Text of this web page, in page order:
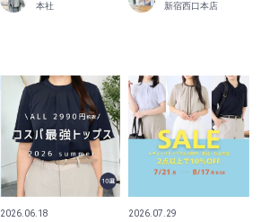
本社
新宿西口本店
2026.06.18
2026.07.29